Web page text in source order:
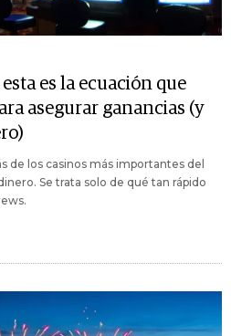
es la ecuación que
asegurar ganancias (y
de los casinos más importantes del
Se trata solo de qué tan rápido